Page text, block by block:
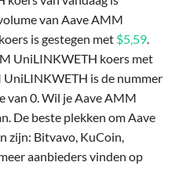
van Aave AMM
is gestegen met $5,59.
UniLINKWETH koers met
UniLINKWETH is de nummer
van 0. Wil je Aave AMM
De beste plekken om Aave
zijn: Bitvavo, KuCoin,
aanbieders vinden op